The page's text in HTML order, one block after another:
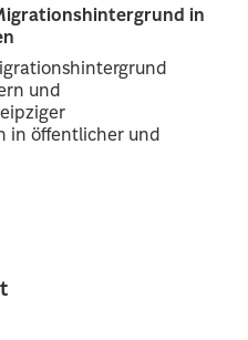
in
und
in öffentlicher und